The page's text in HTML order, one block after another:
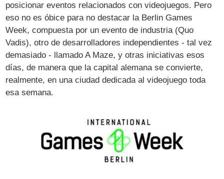
posicionar eventos relacionados con videojuegos. Pero
eso no es óbice para no destacar la Berlin Games
Week, compuesta por un evento de industria (Quo
Vadis), otro de desarrolladores independientes - tal vez
demasiado - llamado A Maze, y otras iniciativas esos
días, de manera que la capital alemana se convierte,
realmente, en una ciudad dedicada al videojuego toda
esa semana.